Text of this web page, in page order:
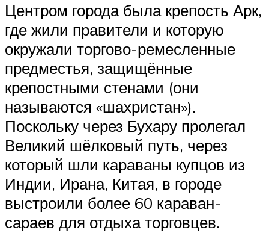
Центром города была крепость Арк,
где жили правители и которую
окружали торгово-ремесленные
предместья, защищённые
крепостными стенами (они
называются «шахристан»).
Поскольку через Бухару пролегал
Великий шёлковый путь, через
который шли караваны купцов из
Индии, Ирана, Китая, в городе
выстроили более 60 караван-
сараев для отдыха торговцев.